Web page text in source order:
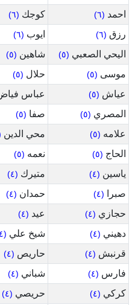
احمد (٦) كوجك (٦)
رزق (٦) ايوب (٦)
اليحي الصعبي (٥) شاهين (٥)
موسى (٥) حلال (٥)
عياش (٥) عباس
المصري (٥) صفا (٥)
علامه (٥) محي الدين
الحاج (٥) نعمه (٥)
ياسين (٤) متيرك (٤)
صبرا (٤) حمدان (٤)
حجازي (٤) عيد (٤)
دهيني (٤) شيخ علي (٤)
قرنبش (٤) حاريص (٤)
فارس (٤) شباني (٤)
كركي (٤) حريصي (٤)